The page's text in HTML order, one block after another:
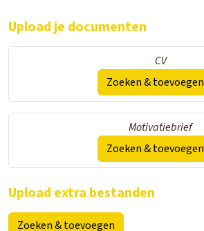
Upload je documenten
CV
Zoeken & toevoegen
Motivatiebrief
Zoeken & toevoegen
Upload extra bestanden
Zoeken & toevoegen